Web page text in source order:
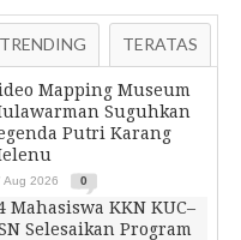
TRENDING TERATAS
Mapping Museum
Suguhkan
Putri Karang
Aug 2026 0
Mahasiswa KKN KUC–
Selesaikan Program